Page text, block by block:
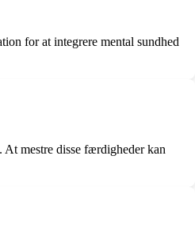
for at integrere mental sundhed
mestre disse færdigheder kan